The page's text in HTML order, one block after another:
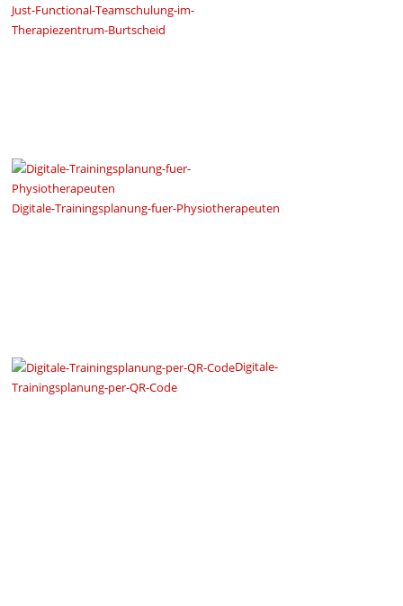
Just-Functional-Teamschulung-im-
Therapiezentrum-Burtscheid
Digitale-Trainingsplanung-fuer-Physiotherapeuten
Digitale-
Trainingsplanung-per-QR-Code